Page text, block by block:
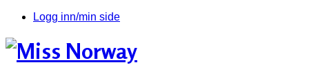
Logg inn/min side